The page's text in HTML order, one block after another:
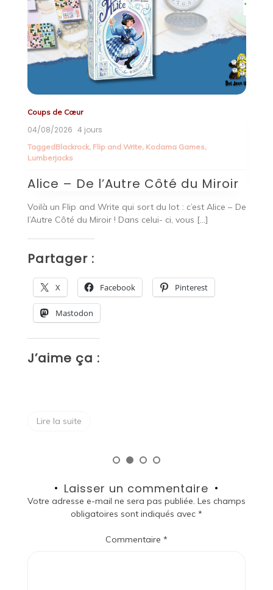
Coups de Cœur
04/08/2026 4 jours
TaggedBlackrock, Flip and Write, Kodama Games,
Lumberjacks
Alice – De l’Autre Côté du Miroir
Voilà un Flip and Write qui sort du lot : c’est Alice – De
l’Autre Côté du Miroir ! Dans celui- ci, vous […]
Partager :
X Facebook Pinterest
Mastodon
J’aime ça :
Lire la suite
Laisser un commentaire
Votre adresse e-mail ne sera pas publiée. Les champs
obligatoires sont indiqués avec *
Commentaire *